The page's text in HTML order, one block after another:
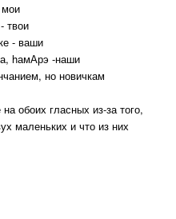
твои
- ваши
hамАрэ -наши
но новичкам
обоих гласных из-за того,
маленьких и что из них